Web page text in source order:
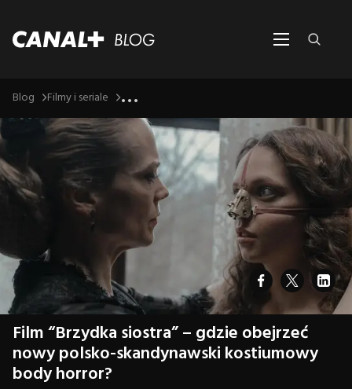
Blog Filmy i seriale ...
Film “Brzydka siostra” – gdzie obejrzeć
nowy polsko-skandynawski kostiumowy
body horror?